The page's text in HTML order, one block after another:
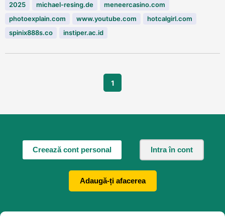
2025
michael-resing.de
meneercasino.com
photoexplain.com
www.youtube.com
hotcalgirl.com
spinix888s.co
instiper.ac.id
1
Creează cont personal Intra în cont
Adaugă-ți afacerea